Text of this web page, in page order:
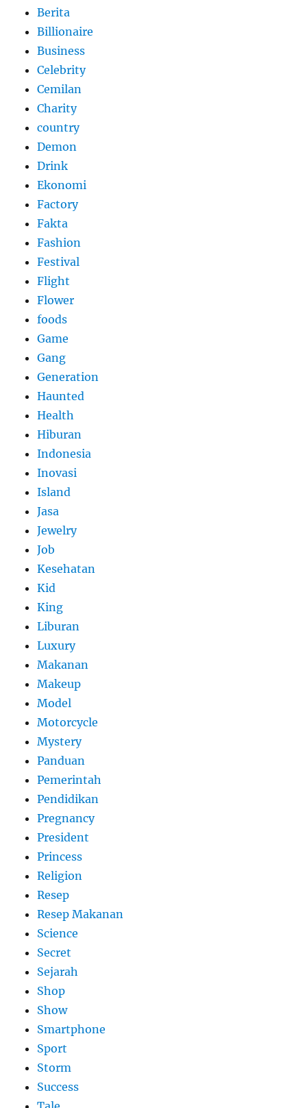
Berita
Billionaire
Business
Celebrity
Cemilan
Charity
country
Demon
Drink
Ekonomi
Factory
Fakta
Fashion
Festival
Flight
Flower
foods
Game
Gang
Generation
Haunted
Health
Hiburan
Indonesia
Inovasi
Island
Jasa
Jewelry
Job
Kesehatan
Kid
King
Liburan
Luxury
Makanan
Makeup
Model
Motorcycle
Mystery
Panduan
Pemerintah
Pendidikan
Pregnancy
President
Princess
Religion
Resep
Resep Makanan
Science
Secret
Sejarah
Shop
Show
Smartphone
Sport
Storm
Success